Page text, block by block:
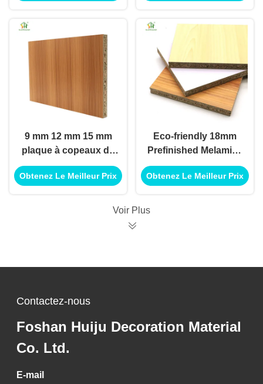
meubles d'intérieur
planche en bois
9 mm 12 mm 15 mm
plaque à copeaux de
mélamine plaque à
fibres de placage
Obtenez Le Meilleur Prix
Eco-friendly 18mm
Prefinished Melamine
Chipboard, Melamine
enduit avec des
Obtenez Le Meilleur Prix
Voir Plus
Contactez-nous
Foshan Huiju Decoration Material
Co. Ltd.
E-mail